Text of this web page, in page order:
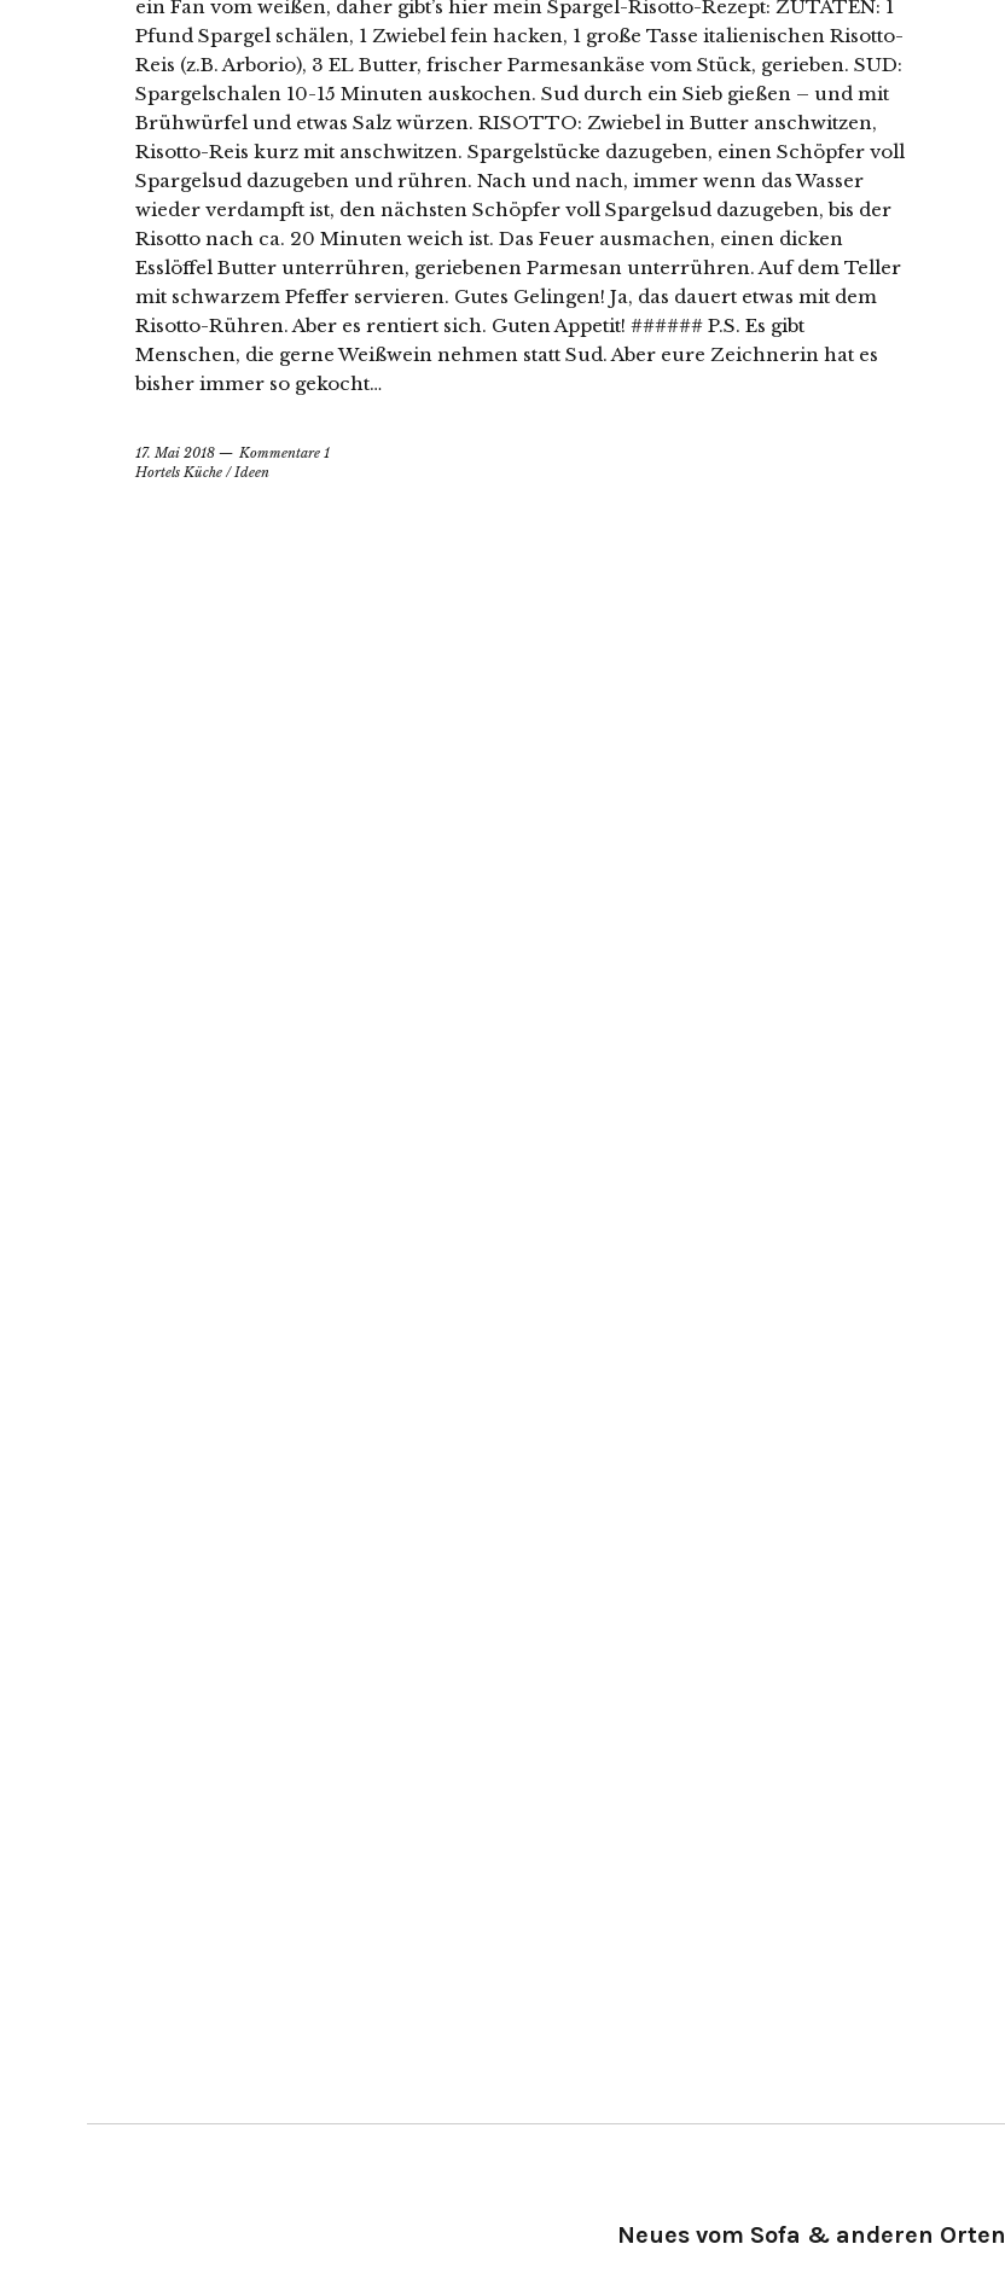
ein Fan vom weißen, daher gibt’s hier mein Spargel-Risotto-Rezept: ZUTATEN: 1
Pfund Spargel schälen, 1 Zwiebel fein hacken, 1 große Tasse italienischen Risotto-
Reis (z.B. Arborio), 3 EL Butter, frischer Parmesankäse vom Stück, gerieben. SUD:
Spargelschalen 10-15 Minuten auskochen. Sud durch ein Sieb gießen – und mit
Brühwürfel und etwas Salz würzen. RISOTTO: Zwiebel in Butter anschwitzen,
Risotto-Reis kurz mit anschwitzen. Spargelstücke dazugeben, einen Schöpfer voll
Spargelsud dazugeben und rühren. Nach und nach, immer wenn das Wasser
wieder verdampft ist, den nächsten Schöpfer voll Spargelsud dazugeben, bis der
Risotto nach ca. 20 Minuten weich ist. Das Feuer ausmachen, einen dicken
Esslöffel Butter unterrühren, geriebenen Parmesan unterrühren. Auf dem Teller
mit schwarzem Pfeffer servieren. Gutes Gelingen! Ja, das dauert etwas mit dem
Risotto-Rühren. Aber es rentiert sich. Guten Appetit! ###### P.S. Es gibt
Menschen, die gerne Weißwein nehmen statt Sud. Aber eure Zeichnerin hat es
bisher immer so gekocht…
17. Mai 2018
Kommentare 1
Hortels Küche /Ideen
Neues vom Sofa & anderen Orten